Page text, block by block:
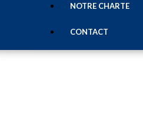
NOTRE CHARTE
CONTACT